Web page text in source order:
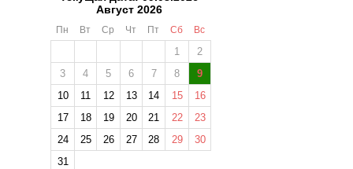
Август 2026
Пн Вт Ср Чт Пт Сб Вс
1
2
3
4 5 6 7 8
9
10
11 12 13 14 15
16
17
18 19 20 21 22
23
24
25 26 27 28 29
30
31